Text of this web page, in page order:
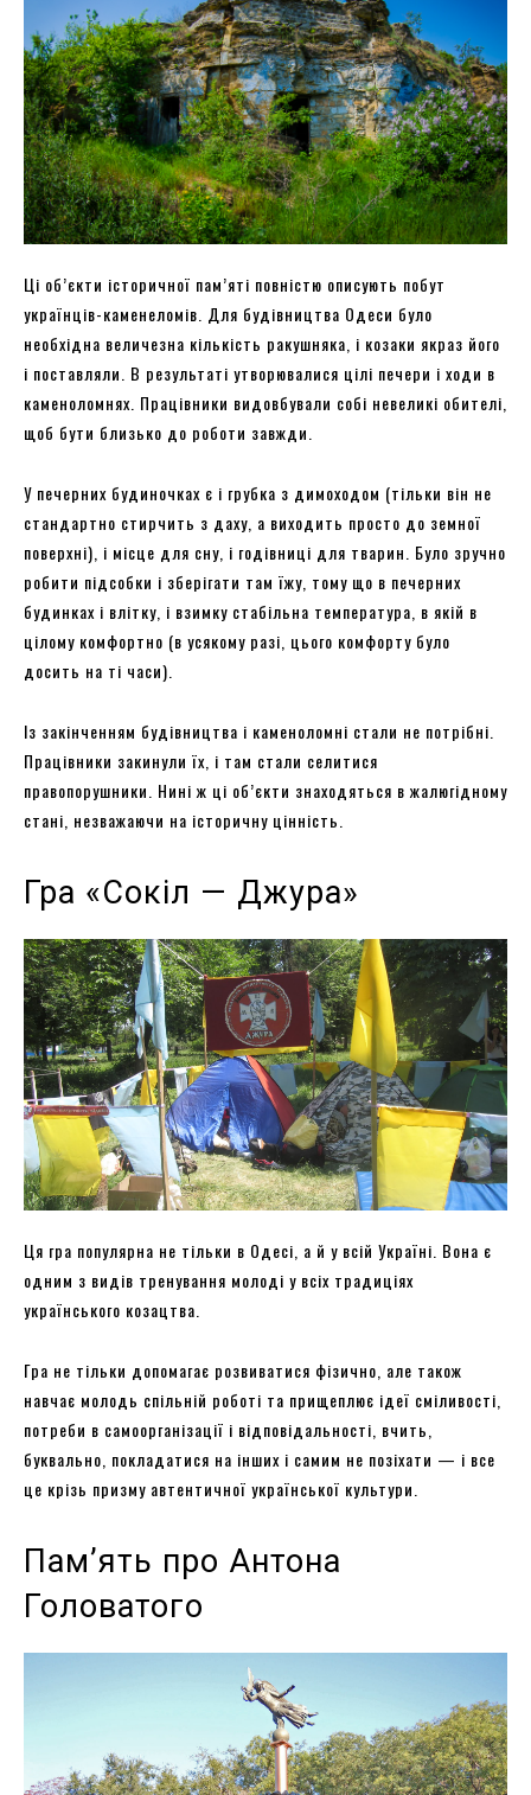
Ці об’єкти історичної пам’яті повністю описують побут
українців-каменеломів. Для будівництва Одеси було
необхідна величезна кількість ракушняка, і козаки якраз його
і поставляли. В результаті утворювалися цілі печери і ходи в
каменоломнях. Працівники видовбували собі невеликі обителі,
щоб бути близько до роботи завжди.
У печерних будиночках є і грубка з димоходом (тільки він не
стандартно стирчить з даху, а виходить просто до земної
поверхні), і місце для сну, і годівниці для тварин. Було зручно
робити підсобки і зберігати там їжу, тому що в печерних
будинках і влітку, і взимку стабільна температура, в якій в
цілому комфортно (в усякому разі, цього комфорту було
досить на ті часи).
Із закінченням будівництва і каменоломні стали не потрібні.
Працівники закинули їх, і там стали селитися
правопорушники. Нині ж ці об’єкти знаходяться в жалюгідному
стані, незважаючи на історичну цінність.
Гра «Сокіл — Джура»
Ця гра популярна не тільки в Одесі, а й у всій Україні. Вона є
одним з видів тренування молоді у всіх традиціях
українського козацтва.
Гра не тільки допомагає розвиватися фізично, але також
навчає молодь спільній роботі та прищеплює ідеї сміливості,
потреби в самоорганізації і відповідальності, вчить,
буквально, покладатися на інших і самим не позіхати — і все
це крізь призму автентичної української культури.
Пам’ять про Антона
Головатого